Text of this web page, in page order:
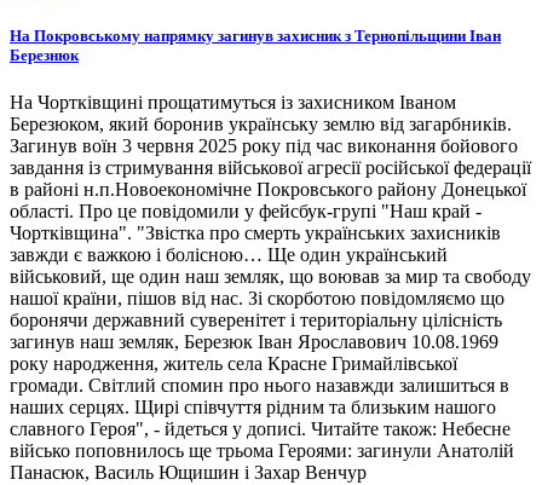
На Покровському напрямку загинув захисник з Тернопільщини Іван
Березнюк
На Чортківщині прощатимуться із захисником Іваном
Березюком, який боронив українську землю від загарбників.
Загинув воїн 3 червня 2025 року під час виконання бойового
завдання із стримування військової агресії російської федерації
в районі н.п.Новоекономічне Покровського району Донецької
області. Про це повідомили у фейсбук-групі "Наш край -
Чортківщина". "Звістка про смерть українських захисників
завжди є важкою і болісною… Ще один український
військовий, ще один наш земляк, що воював за мир та свободу
нашої країни, пішов від нас. Зі скорботою повідомляємо що
боронячи державний суверенітет і територіальну цілісність
загинув наш земляк, Березюк Іван Ярославович 10.08.1969
року народження, житель села Красне Гримайлівської
громади. Світлий спомин про нього назавжди залишиться в
наших серцях. Щирі співчуття рідним та близьким нашого
славного Героя", - йдеться у дописі. Читайте також: Небесне
військо поповнилось ще трьома Героями: загинули Анатолій
Панасюк, Василь Ющишин і Захар Венчур